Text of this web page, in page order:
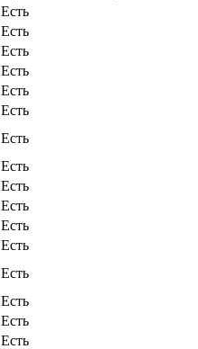
Есть
Есть
Есть
Есть
Есть
Есть
Есть
Есть
Есть
Есть
Есть
Есть
Есть
Есть
Есть
Есть